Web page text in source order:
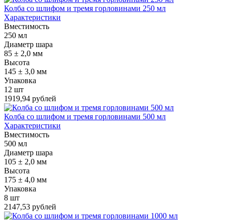
Колба со шлифом и тремя горловинами 250 мл
Характеристики
Вместимость
250 мл
Диаметр шара
85 ± 2,0 мм
Высота
145 ± 3,0 мм
Упаковка
12 шт
1919,94 рублей
Колба со шлифом и тремя горловинами 500 мл
Характеристики
Вместимость
500 мл
Диаметр шара
105 ± 2,0 мм
Высота
175 ± 4,0 мм
Упаковка
8 шт
2147,53 рублей